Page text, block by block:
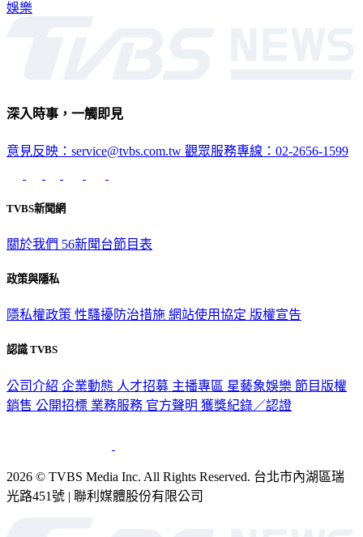
娛樂
深入時事，一觸即見
意見反映：service@tvbs.com.tw 觀眾服務專線：02-2656-1599
TVBS新聞網
關於我們 56新聞台節目表
政策與隱私
隱私權政策 性騷擾防治措施 網站使用協定 版權宣告
認識 TVBS
公司介紹 企業動態 人才招募 主播專區 星藝象娛樂 節目版權
銷售 公開招標 業務服務 官方聲明 獲獎紀錄／認證
2026 © TVBS Media Inc. All Rights Reserved. 台北市內湖區瑞
光路451號 | 聯利媒體股份有限公司